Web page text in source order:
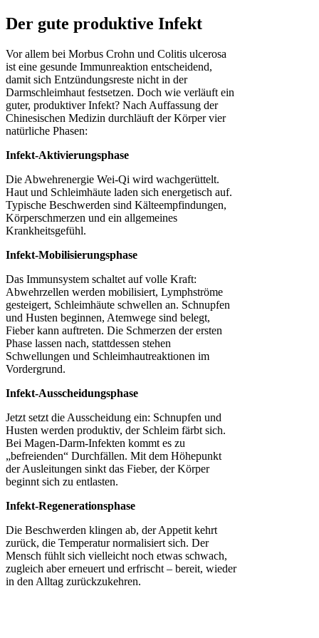
Der gute produktive Infekt
Vor allem bei Morbus Crohn und Colitis ulcerosa
ist eine gesunde Immunreaktion entscheidend,
damit sich Entzündungsreste nicht in der
Darmschleimhaut festsetzen. Doch wie verläuft ein
guter, produktiver Infekt? Nach Auffassung der
Chinesischen Medizin durchläuft der Körper vier
natürliche Phasen:
Infekt-Aktivierungsphase
Die Abwehrenergie Wei-Qi wird wachgerüttelt.
Haut und Schleimhäute laden sich energetisch auf.
Typische Beschwerden sind Kälteempfindungen,
Körperschmerzen und ein allgemeines
Krankheitsgefühl.
Infekt-Mobilisierungsphase
Das Immunsystem schaltet auf volle Kraft:
Abwehrzellen werden mobilisiert, Lymphströme
gesteigert, Schleimhäute schwellen an. Schnupfen
und Husten beginnen, Atemwege sind belegt,
Fieber kann auftreten. Die Schmerzen der ersten
Phase lassen nach, stattdessen stehen
Schwellungen und Schleimhautreaktionen im
Vordergrund.
Infekt-Ausscheidungsphase
Jetzt setzt die Ausscheidung ein: Schnupfen und
Husten werden produktiv, der Schleim färbt sich.
Bei Magen-Darm-Infekten kommt es zu
„befreienden“ Durchfällen. Mit dem Höhepunkt
der Ausleitungen sinkt das Fieber, der Körper
beginnt sich zu entlasten.
Infekt-Regenerationsphase
Die Beschwerden klingen ab, der Appetit kehrt
zurück, die Temperatur normalisiert sich. Der
Mensch fühlt sich vielleicht noch etwas schwach,
zugleich aber erneuert und erfrischt – bereit, wieder
in den Alltag zurückzukehren.